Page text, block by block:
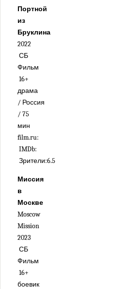
Портной
из
Бруклина
2022
СБ
Фильм
16+
драма
/ Россия
/ 75
мин
film.ru:
IMDb:
Зрители:6.5
Миссия
в
Москве
Moscow
Mission
2023
СБ
Фильм
16+
боевик